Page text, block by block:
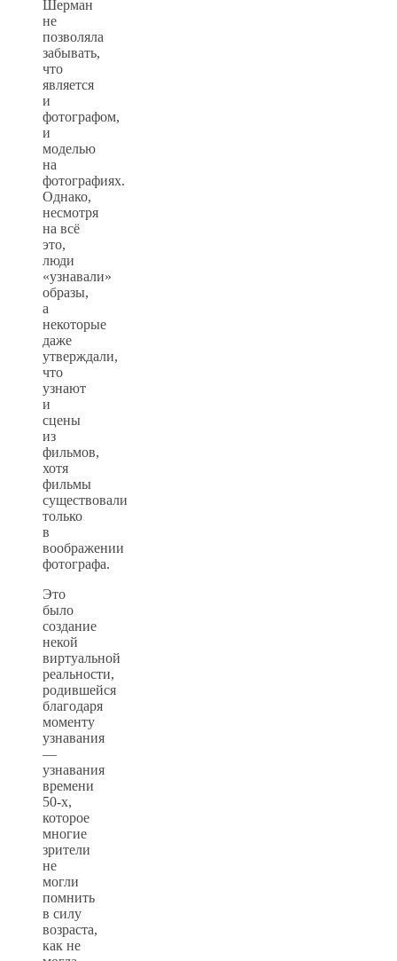
Шерман
не
позволяла
забывать,
что
является
и
фотографом,
и
моделью
на
фотографиях.
Однако,
несмотря
на всё
это,
люди
«узнавали»
образы,
а
некоторые
даже
утверждали,
что
узнают
и
сцены
из
фильмов,
хотя
фильмы
существовали
только
в
воображении
фотографа.
Это
было
создание
некой
виртуальной
реальности,
родившейся
благодаря
моменту
узнавания
—
узнавания
времени
50-х,
которое
многие
зрители
не
могли
помнить
в силу
возраста,
как не